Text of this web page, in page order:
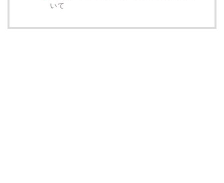
いて